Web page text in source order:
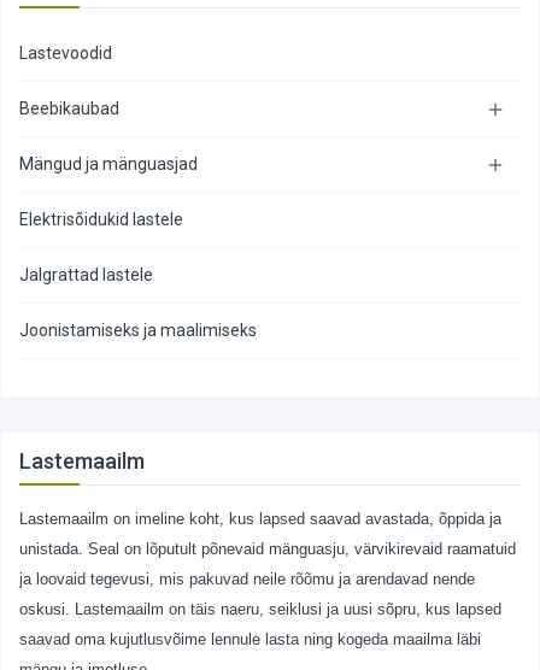
Lastevoodid
Beebikaubad 
Mängud ja mänguasjad 
Elektrisõidukid lastele
Jalgrattad lastele
Joonistamiseks ja maalimiseks
Lastemaailm
Lastemaailm on imeline koht, kus lapsed saavad avastada, õppida ja
unistada. Seal on lõputult põnevaid mänguasju, värvikirevaid raamatuid
ja loovaid tegevusi, mis pakuvad neile rõõmu ja arendavad nende
oskusi. Lastemaailm on täis naeru, seiklusi ja uusi sõpru, kus lapsed
saavad oma kujutlusvõime lennule lasta ning kogeda maailma läbi